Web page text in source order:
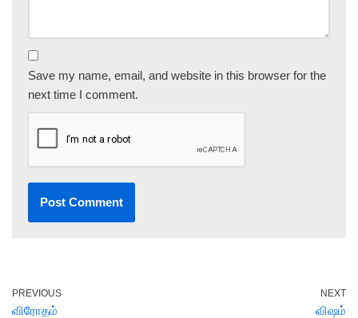
Save my name, email, and website in this browser for the
next time I comment.
PREVIOUS
விரோதம்
NEXT
விஷம்